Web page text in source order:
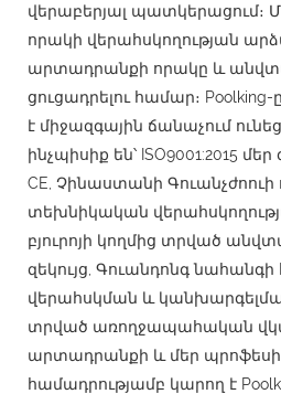
վերաբերյալ պատկերացում։
որակի վերահսկողության
արտադրանքի որակը և
ցուցադրելու համար։
է միջազգային ճանաչում
ինչպիսիք են՝ ISO9001:2015
CE, Չինաստանի Գուանչժոուի
տեխնիկական
բյուրոյի կողմից տրված
զեկույց, Գուանդոնգ նահանգի
վերահսկման և
տրված առողջապահական
արտադրանքի և մեր
համադրությամբ կարող է